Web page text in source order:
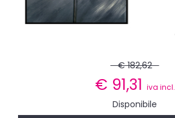
€ 182,62
€ 91,31 iva incl.
Disponibile